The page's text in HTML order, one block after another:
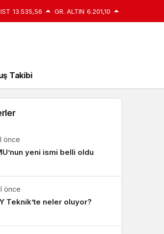
13.535,56 GR. ALTIN 6.201,10
Takibi
önce
yeni ismi belli oldu
önce
Teknik’te neler oluyor?